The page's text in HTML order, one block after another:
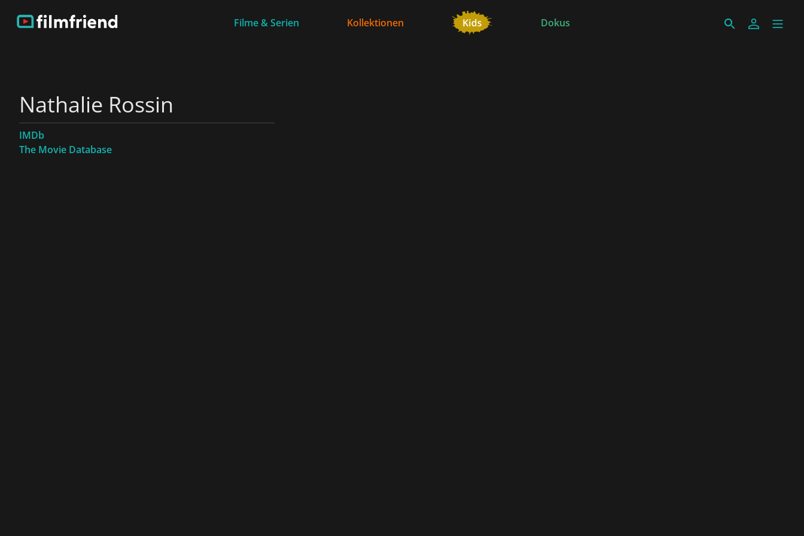
Filme & Serien Kollektionen Dokus
Nathalie Rossin
IMDb
The Movie Database